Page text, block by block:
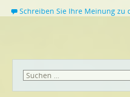
Schreiben Sie Ihre Meinung zu
Suchen